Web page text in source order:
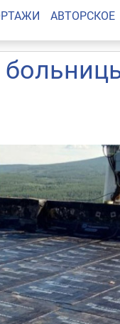
АВТОРСКОЕ